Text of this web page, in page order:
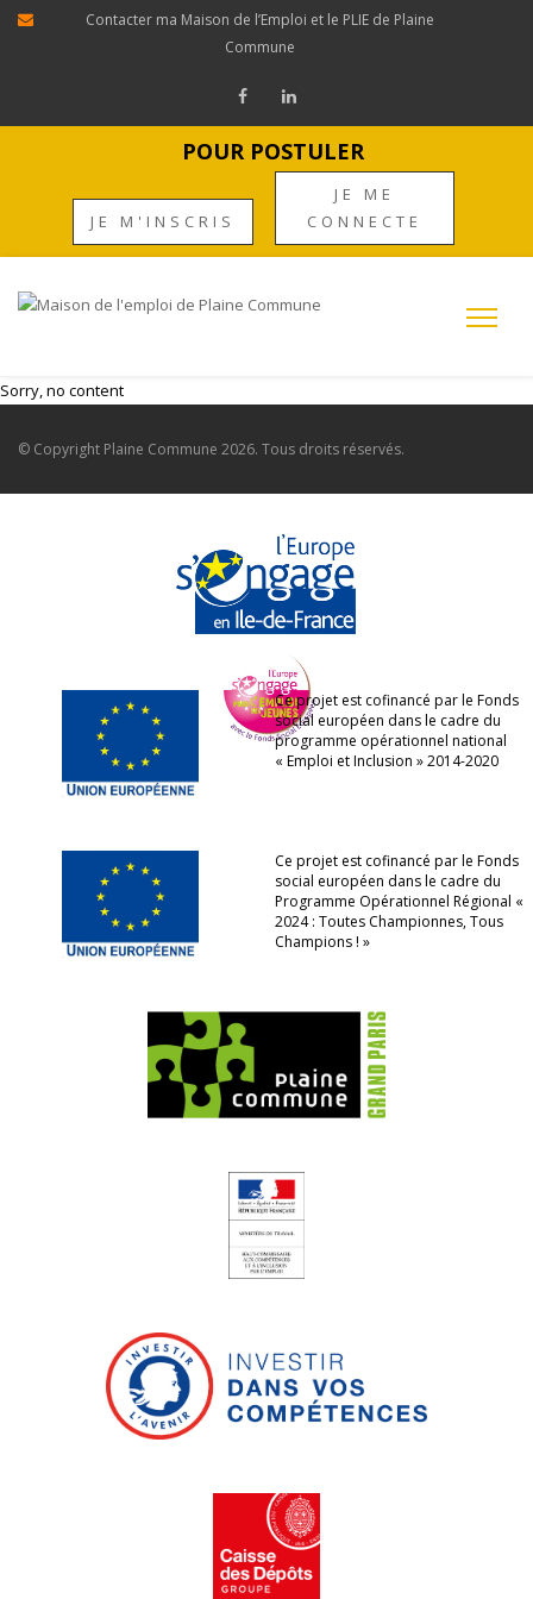
Contacter ma Maison de l’Emploi et le PLIE de Plaine
Commune
POUR POSTULER
JE M'INSCRIS
JE ME
CONNECTE
Sorry, no content
© Copyright Plaine Commune 2026. Tous droits réservés.
Ce projet est cofinancé par le Fonds
social européen dans le cadre du
programme opérationnel national
« Emploi et Inclusion » 2014-2020
Ce projet est cofinancé par le Fonds
social européen dans le cadre du
Programme Opérationnel Régional «
2024 : Toutes Championnes, Tous
Champions ! »